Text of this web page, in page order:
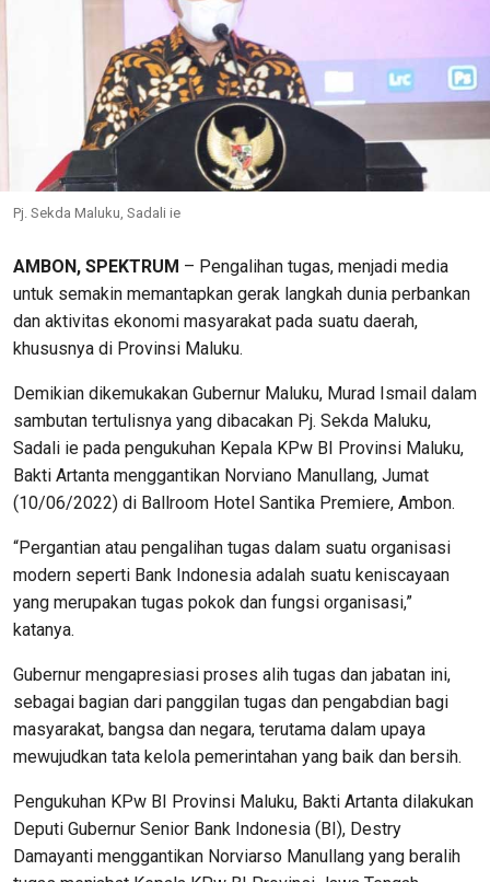
Pj. Sekda Maluku, Sadali ie
AMBON, SPEKTRUM – Pengalihan tugas, menjadi media
untuk semakin memantapkan gerak langkah dunia perbankan
dan aktivitas ekonomi masyarakat pada suatu daerah,
khususnya di Provinsi Maluku.
Demikian dikemukakan Gubernur Maluku, Murad Ismail dalam
sambutan tertulisnya yang dibacakan Pj. Sekda Maluku,
Sadali ie pada pengukuhan Kepala KPw BI Provinsi Maluku,
Bakti Artanta menggantikan Norviano Manullang, Jumat
(10/06/2022) di Ballroom Hotel Santika Premiere, Ambon.
“Pergantian atau pengalihan tugas dalam suatu organisasi
modern seperti Bank Indonesia adalah suatu keniscayaan
yang merupakan tugas pokok dan fungsi organisasi,”
katanya.
Gubernur mengapresiasi proses alih tugas dan jabatan ini,
sebagai bagian dari panggilan tugas dan pengabdian bagi
masyarakat, bangsa dan negara, terutama dalam upaya
mewujudkan tata kelola pemerintahan yang baik dan bersih.
Pengukuhan KPw BI Provinsi Maluku, Bakti Artanta dilakukan
Deputi Gubernur Senior Bank Indonesia (BI), Destry
Damayanti menggantikan Norviarso Manullang yang beralih